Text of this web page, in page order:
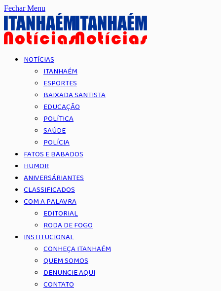
Fechar Menu
NOTÍCIAS
ITANHAÉM
ESPORTES
BAIXADA SANTISTA
EDUCAÇÃO
POLÍTICA
SAÚDE
POLÍCIA
FATOS E BABADOS
HUMOR
ANIVERSÁRIANTES
CLASSIFICADOS
COM A PALAVRA
EDITORIAL
RODA DE FOGO
INSTITUCIONAL
CONHEÇA ITANHAÉM
QUEM SOMOS
DENUNCIE AQUI
CONTATO